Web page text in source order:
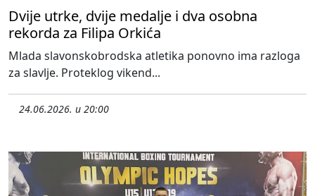
Dvije utrke, dvije medalje i dva osobna
rekorda za Filipa Orkića
Mlada slavonskobrodska atletika ponovno ima razloga
za slavlje. Proteklog vikend...
24.06.2026. u 20:00